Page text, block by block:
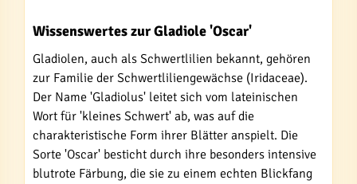
Wissenswertes zur Gladiole 'Oscar'
Gladiolen, auch als Schwertlilien bekannt, gehören
zur Familie der Schwertliliengewächse (Iridaceae).
Der Name 'Gladiolus' leitet sich vom lateinischen
Wort für 'kleines Schwert' ab, was auf die
charakteristische Form ihrer Blätter anspielt. Die
Sorte 'Oscar' besticht durch ihre besonders intensive
blutrote Färbung, die sie zu einem echten Blickfang